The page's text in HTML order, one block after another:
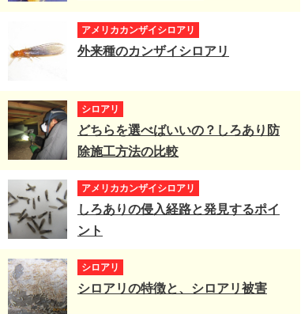
アメリカカンザイシロアリ
外来種のカンザイシロアリ
シロアリ
どちらを選べばいいの？しろあり防
除施工方法の比較
アメリカカンザイシロアリ
しろありの侵入経路と発見するポイ
ント
シロアリ
シロアリの特徴と、シロアリ被害